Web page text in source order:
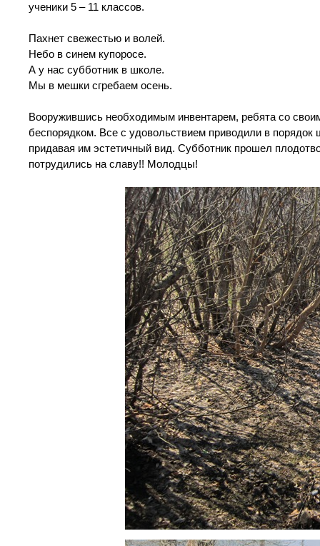
ученики 5 – 11 классов.
Пахнет свежестью и волей.
Небо в синем купоросе.
А у нас субботник в школе.
Мы в мешки сгребаем осень.
Вооружившись необходимым инвентарем, ребята со
беспорядком. Все с удовольствием приводили в
придавая им эстетичный вид. Субботник прошел
потрудились на славу!! Молодцы!